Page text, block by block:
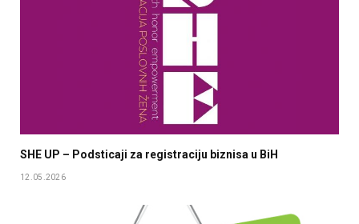
SHE UP – Podsticaji za registraciju biznisa u BiH
12.05.2026